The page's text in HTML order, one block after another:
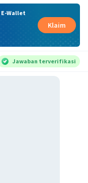
E-Wallet
Klaim
Jawaban terverifikasi